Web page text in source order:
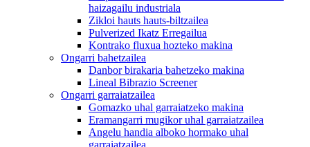
haizagailu industriala
Zikloi hauts hauts-biltzailea
Pulverized Ikatz Erregailua
Kontrako fluxua hozteko makina
Ongarri bahetzailea
Danbor birakaria bahetzeko makina
Lineal Bibrazio Screener
Ongarri garraiatzailea
Gomazko uhal garraiatzeko makina
Eramangarri mugikor uhal garraiatzailea
Angelu handia alboko hormako uhal
garraiatzailea